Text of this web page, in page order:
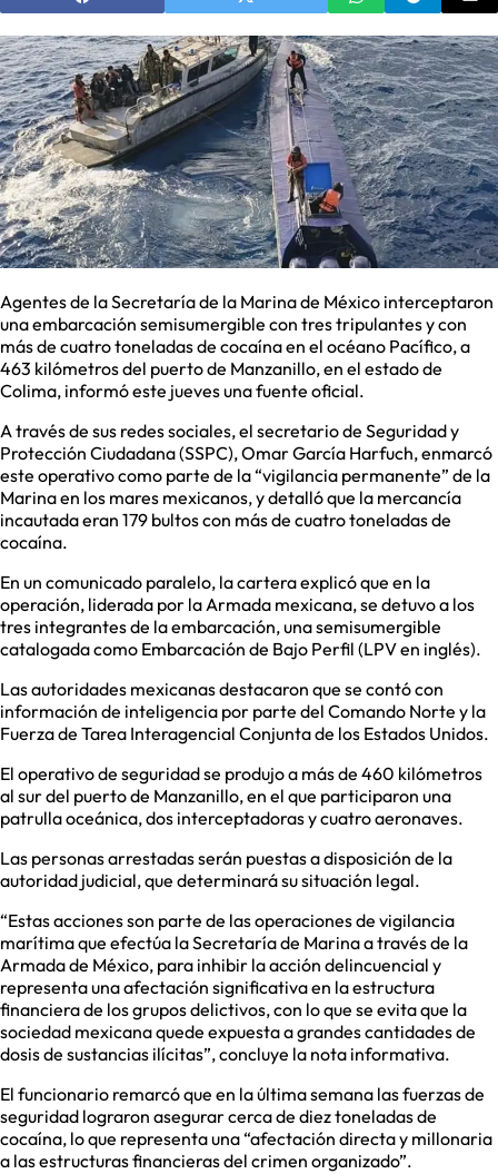
Agentes de la Secretaría de la Marina de México interceptaron
una embarcación semisumergible con tres tripulantes y con
más de cuatro toneladas de cocaína en el océano Pacífico, a
463 kilómetros del puerto de Manzanillo, en el estado de
Colima, informó este jueves una fuente oficial.
A través de sus redes sociales, el secretario de Seguridad y
Protección Ciudadana (SSPC), Omar García Harfuch, enmarcó
este operativo como parte de la “vigilancia permanente” de la
Marina en los mares mexicanos, y detalló que la mercancía
incautada eran 179 bultos con más de cuatro toneladas de
cocaína.
En un comunicado paralelo, la cartera explicó que en la
operación, liderada por la Armada mexicana, se detuvo a los
tres integrantes de la embarcación, una semisumergible
catalogada como Embarcación de Bajo Perfil (LPV en inglés).
Las autoridades mexicanas destacaron que se contó con
información de inteligencia por parte del Comando Norte y la
Fuerza de Tarea Interagencial Conjunta de los Estados Unidos.
El operativo de seguridad se produjo a más de 460 kilómetros
al sur del puerto de Manzanillo, en el que participaron una
patrulla oceánica, dos interceptadoras y cuatro aeronaves.
Las personas arrestadas serán puestas a disposición de la
autoridad judicial, que determinará su situación legal.
“Estas acciones son parte de las operaciones de vigilancia
marítima que efectúa la Secretaría de Marina a través de la
Armada de México, para inhibir la acción delincuencial y
representa una afectación significativa en la estructura
financiera de los grupos delictivos, con lo que se evita que la
sociedad mexicana quede expuesta a grandes cantidades de
dosis de sustancias ilícitas”, concluye la nota informativa.
El funcionario remarcó que en la última semana las fuerzas de
seguridad lograron asegurar cerca de diez toneladas de
cocaína, lo que representa una “afectación directa y millonaria
a las estructuras financieras del crimen organizado”.